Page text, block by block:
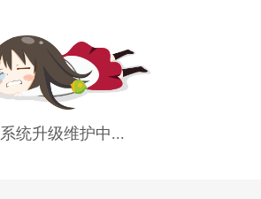
系统升级维护中...